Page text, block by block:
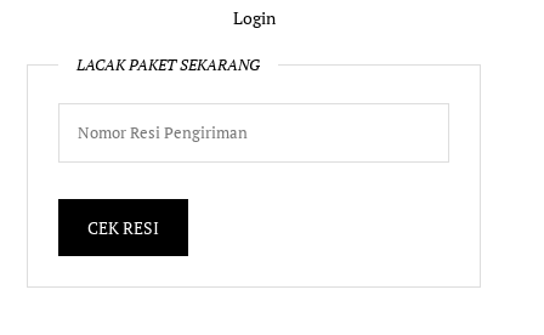
Login
LACAK PAKET SEKARANG